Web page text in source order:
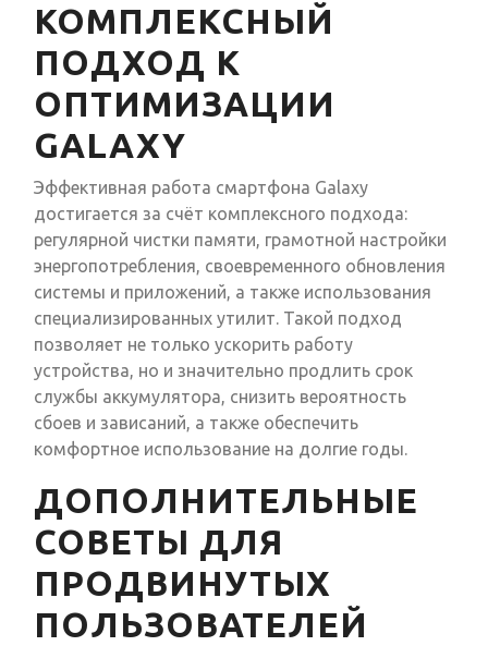
КОМПЛЕКСНЫЙ
ПОДХОД К
ОПТИМИЗАЦИИ
GALAXY
Эффективная работа смартфона Galaxy
достигается за счёт комплексного подхода:
регулярной чистки памяти, грамотной настройки
энергопотребления, своевременного обновления
системы и приложений, а также использования
специализированных утилит. Такой подход
позволяет не только ускорить работу
устройства, но и значительно продлить срок
службы аккумулятора, снизить вероятность
сбоев и зависаний, а также обеспечить
комфортное использование на долгие годы.
ДОПОЛНИТЕЛЬНЫЕ
СОВЕТЫ ДЛЯ
ПРОДВИНУТЫХ
ПОЛЬЗОВАТЕЛЕЙ